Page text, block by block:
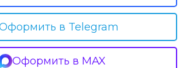
в Telegram
Оформить в MAX